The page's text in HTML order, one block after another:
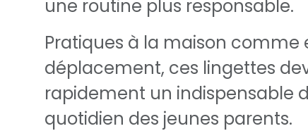
une routine plus responsable.
Pratiques à la maison comme
déplacement, ces lingettes
rapidement un indispensable
quotidien des jeunes parents.